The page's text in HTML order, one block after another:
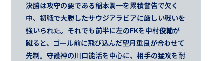
決勝は攻守の要である稲本潤一を累積警告で欠く
中、初戦で大勝したサウジアラビアに厳しい戦いを
強いられた。それでも前半に左のFKを中村俊輔が
蹴ると、ゴール前に飛び込んだ望月重良が合わせて
先制。守護神の川口能活を中心に、相手の猛攻を耐